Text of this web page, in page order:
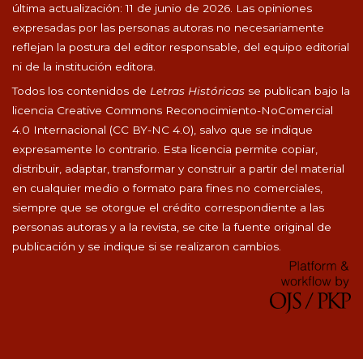
última actualización: 11 de junio de 2026. Las opiniones
expresadas por las personas autoras no necesariamente
reflejan la postura del editor responsable, del equipo editorial
ni de la institución editora.
Todos los contenidos de Letras Históricas se publican bajo la
licencia Creative Commons Reconocimiento-NoComercial
4.0 Internacional (CC BY-NC 4.0), salvo que se indique
expresamente lo contrario. Esta licencia permite copiar,
distribuir, adaptar, transformar y construir a partir del material
en cualquier medio o formato para fines no comerciales,
siempre que se otorgue el crédito correspondiente a las
personas autoras y a la revista, se cite la fuente original de
publicación y se indique si se realizaron cambios.